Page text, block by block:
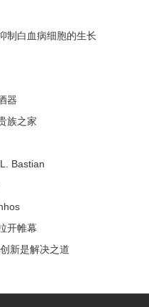
制白血病细胞的生长
器
族之家
Bastian
开帷幕
新是解决之道